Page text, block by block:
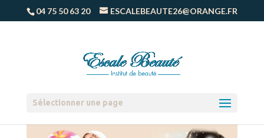
04 75 50 63 20 ESCALEBEAUTE26@ORANGE.FR
Sélectionner une page